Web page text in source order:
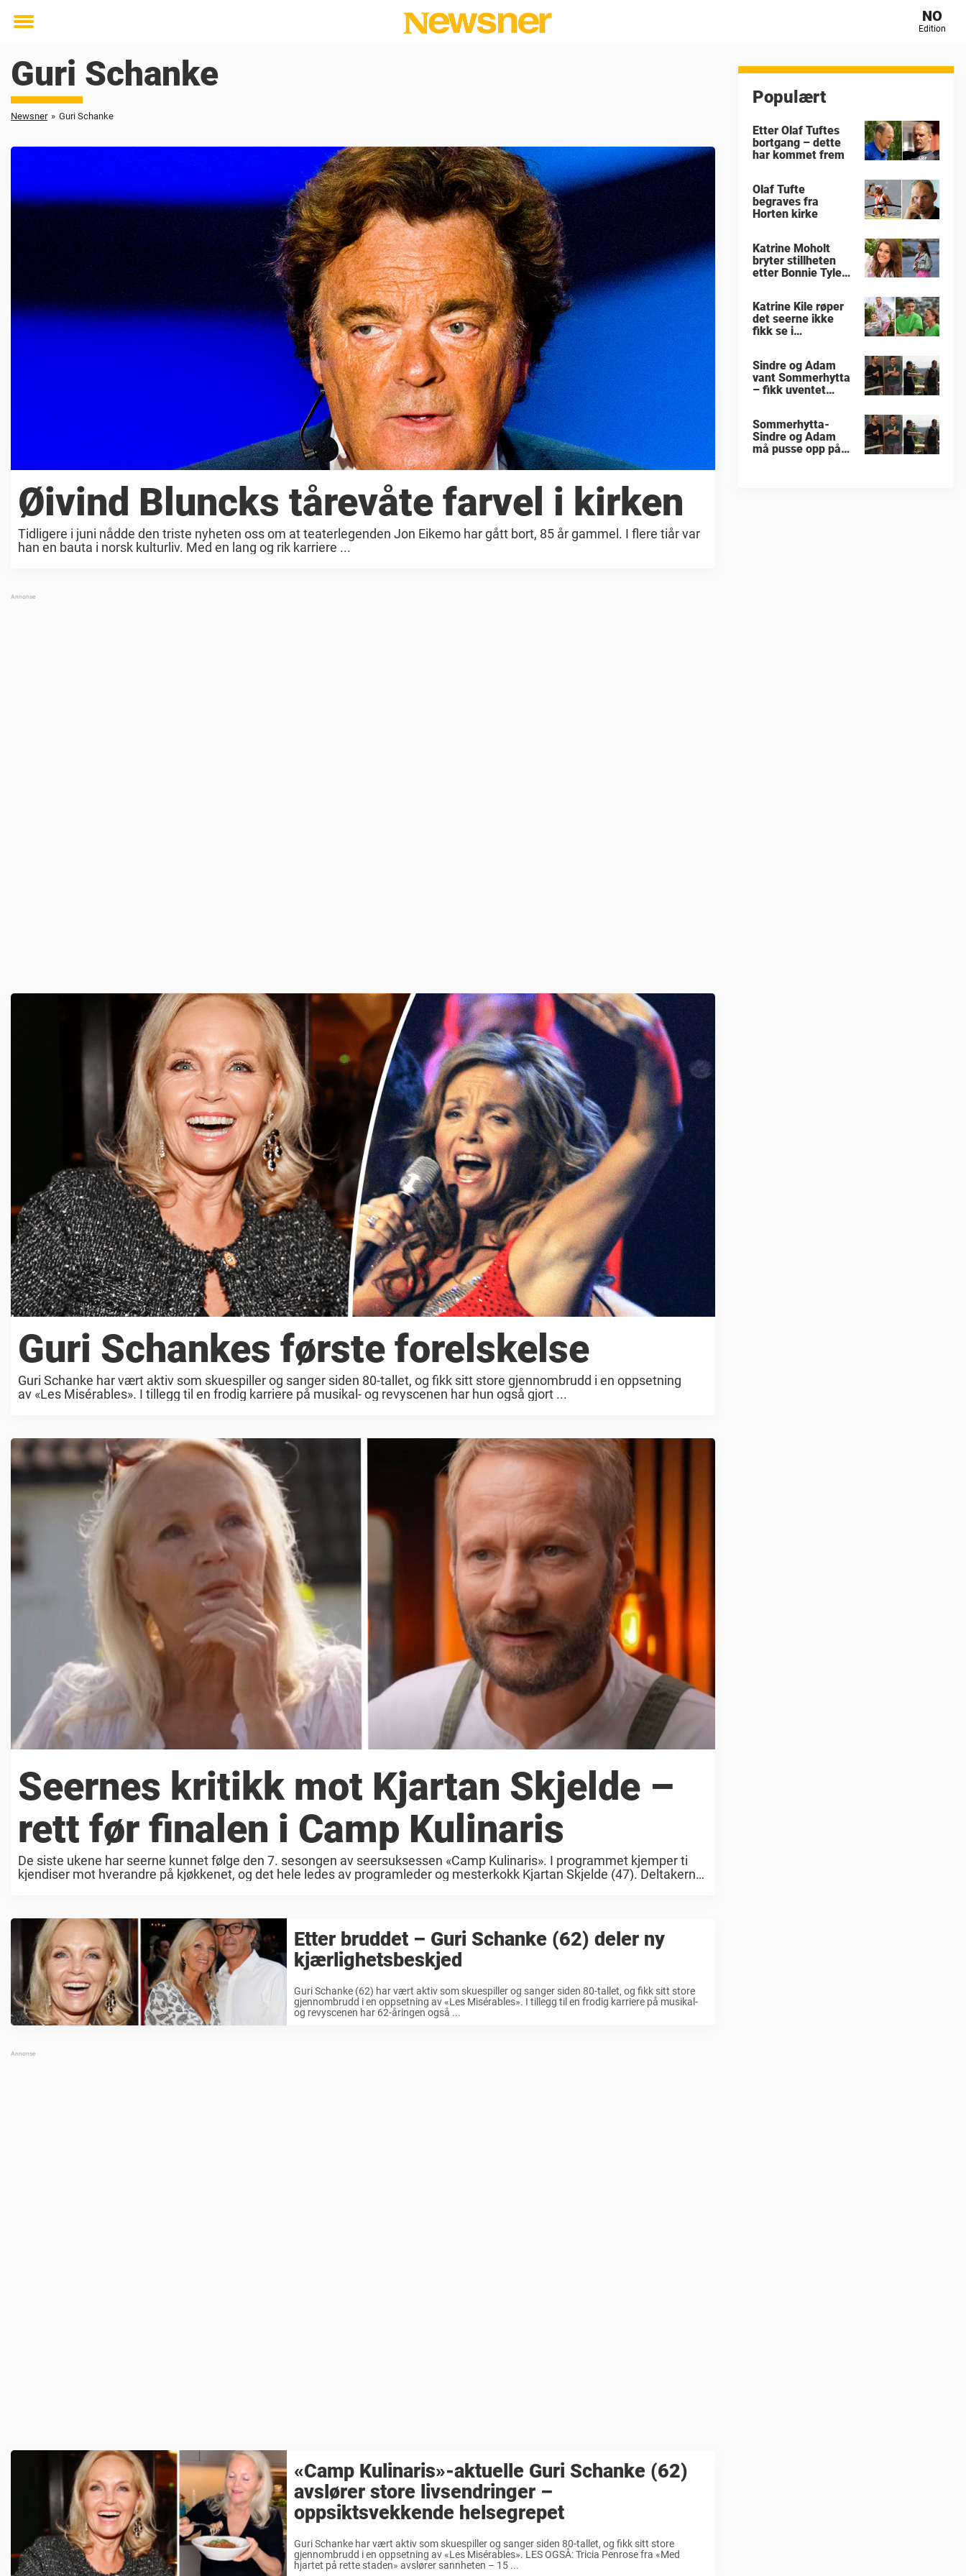
Toggle
NO
Edition
Guri Schanke
Newsner » Guri Schanke
Øivind Bluncks tårevåte farvel i kirken
Tidligere i juni nådde den triste nyheten oss om at teaterlegenden Jon Eikemo har gått bort, 85 år gammel. I flere tiår var
han en bauta i norsk kulturliv. Med en lang og rik karriere ...
Guri Schankes første forelskelse
Guri Schanke har vært aktiv som skuespiller og sanger siden 80-tallet, og fikk sitt store gjennombrudd i en oppsetning
av «Les Misérables». I tillegg til en frodig karriere på musikal- og revyscenen har hun også gjort ...
Seernes kritikk mot Kjartan Skjelde –
rett før finalen i Camp Kulinaris
De siste ukene har seerne kunnet følge den 7. sesongen av seersuksessen «Camp Kulinaris». I programmet kjemper ti
kjendiser mot hverandre på kjøkkenet, og det hele ledes av programleder og mesterkokk Kjartan Skjelde (47). Deltakerne
Etter bruddet – Guri Schanke (62) deler ny
kjærlighetsbeskjed
Guri Schanke (62) har vært aktiv som skuespiller og sanger siden 80-tallet, og fikk sitt store
gjennombrudd i en oppsetning av «Les Misérables». I tillegg til en frodig karriere på musikal-
og revyscenen har 62-åringen også ...
«Camp Kulinaris»-aktuelle Guri Schanke (62)
avslører store livsendringer –
oppsiktsvekkende helsegrepet
Guri Schanke har vært aktiv som skuespiller og sanger siden 80-tallet, og fikk sitt store
gjennombrudd i en oppsetning av «Les Misérables». LES OGSÅ: Tricia Penrose fra «Med
hjartet på rette staden» avslører sannheten – 15 ...
Populært
Etter Olaf Tuftes
bortgang – dette
har kommet frem
Olaf Tufte
begraves fra
Horten kirke
Katrine Moholt
bryter stillheten
etter Bonnie Tylers
Katrine Kile røper
det seerne ikke
fikk se i
Sindre og Adam
vant Sommerhytta
– fikk uventet
Sommerhytta-
Sindre og Adam
må pusse opp på